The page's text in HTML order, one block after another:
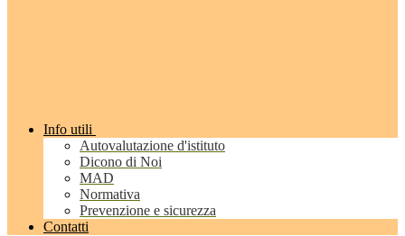
Info utili
Autovalutazione d'istituto
Dicono di Noi
MAD
Normativa
Prevenzione e sicurezza
Contatti